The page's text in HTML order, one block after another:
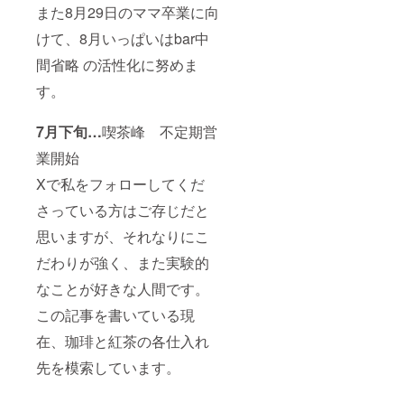
また8月29日のママ卒業に向
けて、8月いっぱいはbar中
間省略 の活性化に努めま
す。
7月下旬…喫茶峰 不定期営
業開始
Xで私をフォローしてくだ
さっている方はご存じだと
思いますが、それなりにこ
だわりが強く、また実験的
なことが好きな人間です。
この記事を書いている現
在、珈琲と紅茶の各仕入れ
先を模索しています。